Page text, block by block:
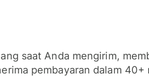
saat Anda mengirim,
pembayaran dalam 40+